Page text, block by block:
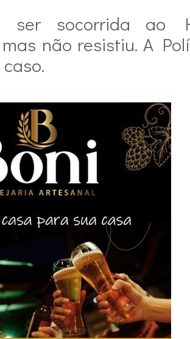
ser socorrida ao
não resistiu. A